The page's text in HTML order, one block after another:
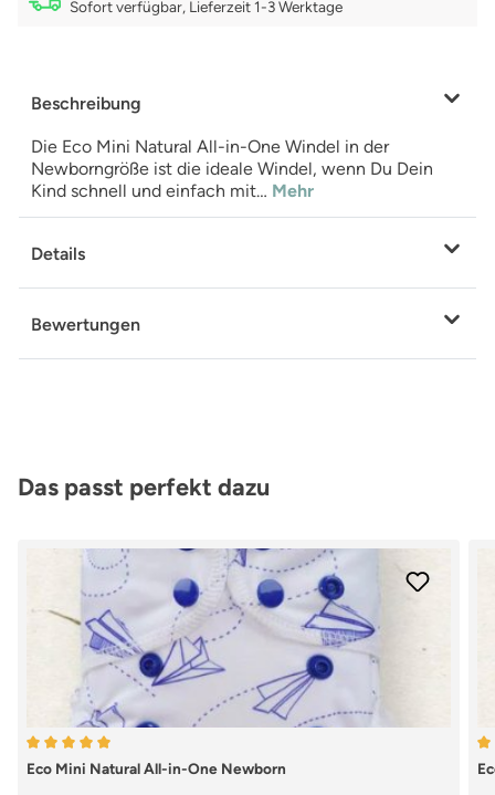
Sofort verfügbar, Lieferzeit 1-3 Werktage
Beschreibung
Die Eco Mini Natural All-in-One Windel in der
Newborngröße ist die ideale Windel, wenn Du Dein
Kind schnell und einfach mit… Mehr
Details
Bewertungen
Produktgalerie überspringen
Das passt perfekt dazu
Durchschnittliche Bewertung von 5 von 5 Sternen
Eco Mini Natural All-in-One Newborn